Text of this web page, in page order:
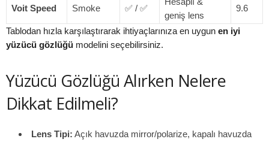
Voit Speed Smoke ✅ / ✅
geniş lens
9.6
Tablodan hızla karşılaştırarak ihtiyaçlarınıza en uygun en iyi
yüzücü gözlüğü modelini seçebilirsiniz.
Yüzücü Gözlüğü Alırken Nelere
Dikkat Edilmeli?
Lens Tipi: Açık havuzda mirror/polarize, kapalı havuzda